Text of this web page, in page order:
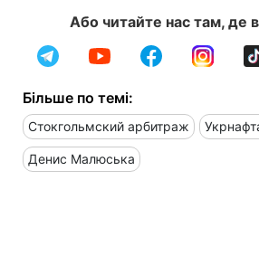
Або читайте нас там, де
Більше по темі:
Стокгольмский арбитраж
Денис Малюська